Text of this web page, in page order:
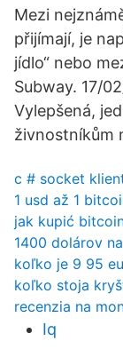
Mezi
přijímají, je
jídlo“ nebo
Subway. 17/
Vylepšená,
živnostníkům
c # socket
1 usd až 1
jak kupić
1400 dolárov
koľko je 9 95
koľko stoja
recenzia na
Iq